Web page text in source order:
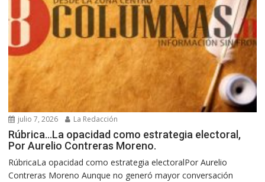
julio 7, 2026 La Redacción
Rúbrica…La opacidad como estrategia electoral,
Por Aurelio Contreras Moreno.
RúbricaLa opacidad como estrategia electoralPor Aurelio
Contreras Moreno Aunque no generó mayor conversación